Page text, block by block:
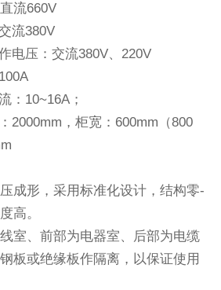
流660V
流380V
电压：交流380V、220V
：10~16A；
2000mm，柜宽：600mm（800
成形，采用标准化设计，结构零-
高。
室、前部为电器室、后部为电缆
板或绝缘板作隔离，以保证使用